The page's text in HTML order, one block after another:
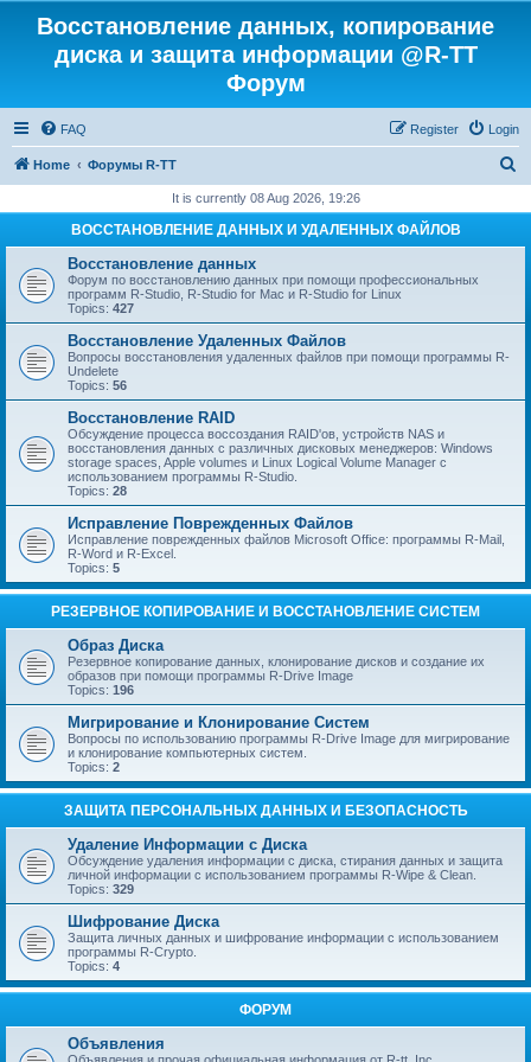
Восстановление данных, копирование
диска и защита информации @R-TT
Форум
FAQ Login
Register
Home Форумы R-TT
r
It is currently 08 Aug 2026, 19:26
ВОССТАНОВЛЕНИЕ ДАННЫХ И УДАЛЕННЫХ ФАЙЛОВ
Восстановление данных
Форум по восстановлению данных при помощи профессиональных
программ R-Studio, R-Studio for Mac и R-Studio for Linux
Topics: 427
Восстановление Удаленных Файлов
Вопросы восстановления удаленных файлов при помощи программы R-
Undelete
Topics: 56
Восстановление RAID
Обсуждение процесса воссоздания RAID'ов, устройств NAS и
восстановления данных с различных дисковых менеджеров: Windows
storage spaces, Apple volumes и Linux Logical Volume Manager с
использованием программы R-Studio.
Topics: 28
Исправление Поврежденных Файлов
Исправление поврежденных файлов Microsoft Office: программы R-Mail,
R-Word и R-Excel.
Topics: 5
РЕЗЕРВНОЕ КОПИРОВАНИЕ И ВОССТАНОВЛЕНИЕ СИСТЕМ
Образ Диска
Резервное копирование данных, клонирование дисков и создание их
образов при помощи программы R-Drive Image
Topics: 196
Мигрирование и Клонирование Систем
Вопросы по использованию программы R-Drive Image для мигрирование
и клонирование компьютерных систем.
Topics: 2
ЗАЩИТА ПЕРСОНАЛЬНЫХ ДАННЫХ И БЕЗОПАСНОСТЬ
Удаление Информации с Диска
Обсуждение удаления информации с диска, стирания данных и защита
личной информации с использованием программы R-Wipe & Clean.
Topics: 329
Шифрование Диска
Защита личных данных и шифрование информации с использованием
программы R-Crypto.
Topics: 4
ФОРУМ
Объявления